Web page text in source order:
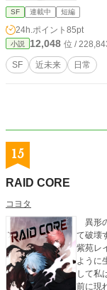
SF 連載中 短編
24h.ポイント 85pt
小説 12,048 位 /
SF 近未来 日常
15
RAID CORE
コヨタ
異形
て破壊する。 突然、龍に憑依され
紫苑レ
ように生きていた。 「
して私は
前に現